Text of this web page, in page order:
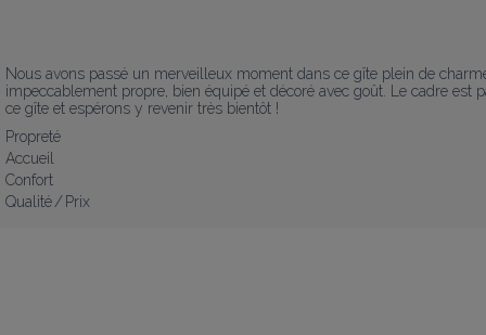
Nous avons passé un merveilleux moment dans ce gîte plein de
impeccablement propre, bien équipé et décoré avec goût. Le cadre
ce gîte et espérons y revenir très bientôt !
Propreté
Accueil
Confort
Qualité / Prix